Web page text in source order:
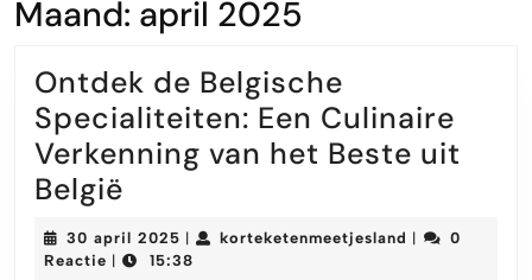
Maand: april 2025
Ontdek de Belgische
Specialiteiten: Een Culinaire
Verkenning van het Beste uit
België
de
Belgische
30 april 2025 30
april
korteketenmeetjesland
0
Reactie
15:38